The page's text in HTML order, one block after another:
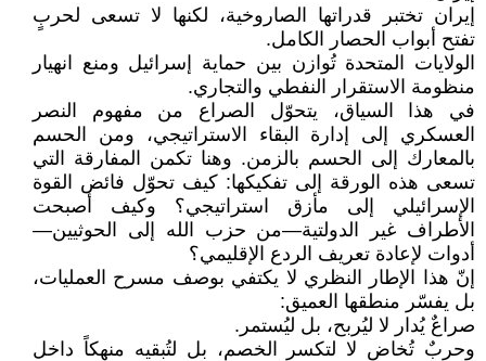
إيران تختبر قدراتها الصاروخية، لكنها لا تسعى لحربٍ
تفتح أبواب الحصار الكامل.
الولايات المتحدة تُوازن بين حماية إسرائيل ومنع انهيار
منظومة الاستقرار النفطي والتجاري.
في هذا السياق، يتحوّل الصراع من مفهوم النصر
العسكري إلى إدارة البقاء الاستراتيجي، ومن الحسم
بالمعارك إلى الحسم بالزمن. وهنا تكمن المفارقة التي
تسعى هذه الورقة إلى تفكيكها: كيف تحوّل فائض القوة
الإسرائيلي إلى مأزق استراتيجي؟ وكيف أصبحت
الأطراف غير الدولتية—من حزب الله إلى الحوثيين—
أدوات لإعادة تعريف الردع الإقليمي؟
إنّ هذا الإطار النظري لا يكتفي بوصف مسرح العمليات،
بل يفسّر منطقها العميق:
صراعٌ يُدار لا ليُربح، بل ليُستمر.
وحربٌ تُخاض لا لتكسر الخصم، بل لتُبقيه منهكاً داخل